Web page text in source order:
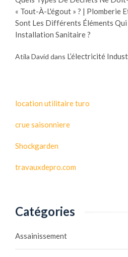
« Tout-À-L'égout » ? | Plomberie
Sont Les Différents Éléments
Installation Sanitaire ?
Atila David dans L’électricité
location utilitaire turo
crue saisonniere
Shockgarden
travauxdepro.com
Catégories
Assainissement